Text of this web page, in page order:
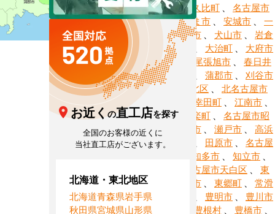
愛西市、阿久比町
名古屋市
熱田区、あま市 安城市
一
、稲沢市 犬山市
岩倉
市
、大口町 大治町
大府市
、 岡崎市 尾張旭市
春日井
市、蟹江町 蒲郡市
刈谷市
、名古屋市北区
北名古屋市
幸田町 江南市
小牧市、 設楽町
名古屋市昭
和区、 新城市 瀬戸市
高浜
市、 田原市
名古屋
知多市 知立市
名古屋市天白区
東
栄町
東海市 東郷町
常滑
市
豊明市
豊川市
、
豊根村 豊橋市
お近くの直工店を探す
全国のお客様の近くに
当社直工店がございます。
北海道・東北地区
北海道青森県岩手県
秋田県宮城県山形県